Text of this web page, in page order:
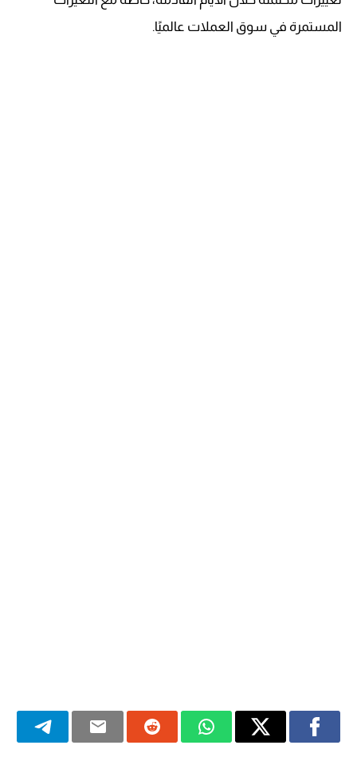
المستمرة في سوق العملات عالميًا.